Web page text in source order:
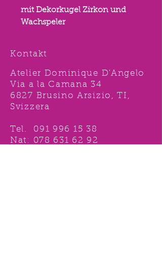
mit Dekorkugel Zirkon und
Wachspeler
Kontakt
Atelier Dominique D'Angelo
Via a la Camana 34
6827 Brusino Arsizio, TI,
Svizzera
Tel. 091 996 15 38
Nat: 078 631 62 92